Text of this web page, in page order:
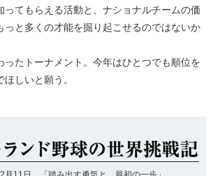
ってもらえる活動と、ナショナルチームの価
っと多くの才能を掘り起こせるのではないか
たトーナメント。今年はひとつでも順位を
ほしいと願う。